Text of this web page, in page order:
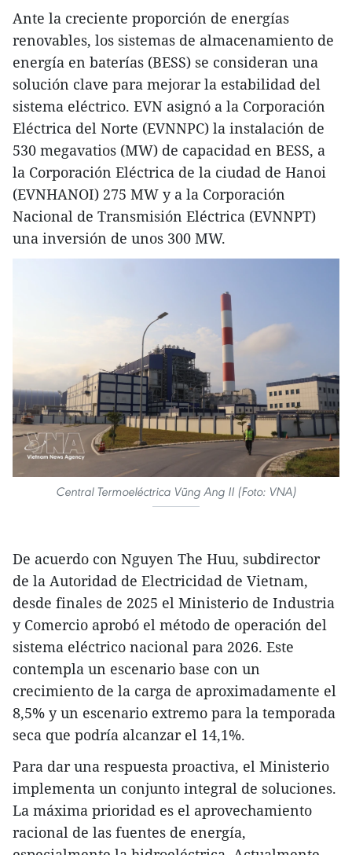
Ante la creciente proporción de energías
renovables, los sistemas de almacenamiento de
energía en baterías (BESS) se consideran una
solución clave para mejorar la estabilidad del
sistema eléctrico. EVN asignó a la Corporación
Eléctrica del Norte (EVNNPC) la instalación de
530 megavatios (MW) de capacidad en BESS, a
la Corporación Eléctrica de la ciudad de Hanoi
(EVNHANOI) 275 MW y a la Corporación
Nacional de Transmisión Eléctrica (EVNNPT)
una inversión de unos 300 MW.
Central Termoeléctrica Vũng Ang II (Foto: VNA)
De acuerdo con Nguyen The Huu, subdirector
de la Autoridad de Electricidad de Vietnam,
desde finales de 2025 el Ministerio de Industria
y Comercio aprobó el método de operación del
sistema eléctrico nacional para 2026. Este
contempla un escenario base con un
crecimiento de la carga de aproximadamente el
8,5% y un escenario extremo para la temporada
seca que podría alcanzar el 14,1%.
Para dar una respuesta proactiva, el Ministerio
implementa un conjunto integral de soluciones.
La máxima prioridad es el aprovechamiento
racional de las fuentes de energía,